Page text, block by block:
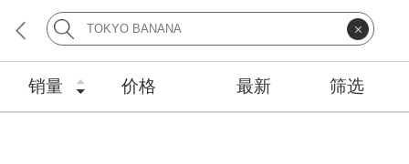
销量 价格 最新 筛选